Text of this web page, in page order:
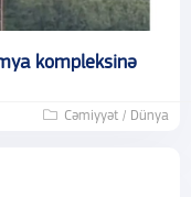
kompleksinə
Cəmiyyət / Dünya